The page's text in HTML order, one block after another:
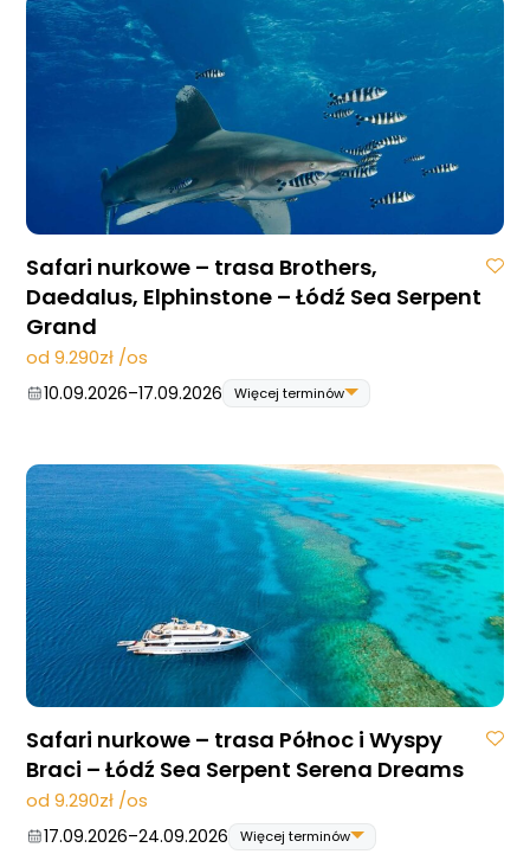
Strona główna !!!
Wyprawy Nurkowe
Galeria
Safari nurkowe – trasa Brothers,
Daedalus, Elphinstone – Łódź Sea Serpent
Grand
od 9.290zł /os
10.09.2026–17.09.2026 Więcej terminów
22.10.2026 –
29.10.2026
12.11.2026
– 19.11.2026
Safari nurkowe – trasa Północ i Wyspy
Braci – Łódź Sea Serpent Serena Dreams
od 9.290zł /os
17.09.2026–24.09.2026 Więcej terminów